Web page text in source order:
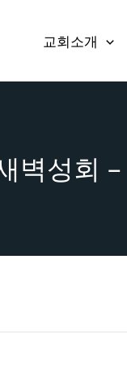
교회소개
벽성회